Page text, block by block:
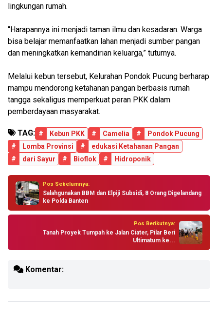
lingkungan rumah.
“Harapannya ini menjadi taman ilmu dan kesadaran. Warga
bisa belajar memanfaatkan lahan menjadi sumber pangan
dan meningkatkan kemandirian keluarga,” tuturnya.
Melalui kebun tersebut, Kelurahan Pondok Pucung berharap
mampu mendorong ketahanan pangan berbasis rumah
tangga sekaligus memperkuat peran PKK dalam
pemberdayaan masyarakat.
TAG: # Kebun PKK # Camelia #
Pondok Pucung
#
Lomba Provinsi #
edukasi Ketahanan Pangan
#
dari Sayur # Bioflok # Hidroponik
Pos Sebelumnya:
Salahgunakan BBM dan Elpiji Subsidi, 8 Orang Digelandang
ke Polda Banten
Pos Berikutnya:
Tanah Proyek Tumpah ke Jalan Ciater, Pilar Beri
Ultimatum ke...
Komentar: